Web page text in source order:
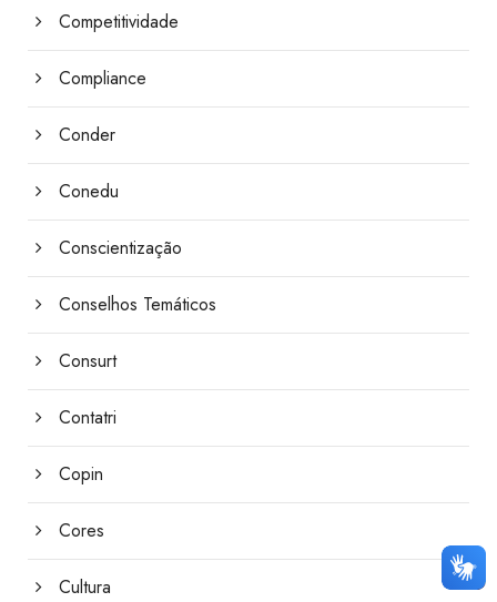
Competitividade
Compliance
Conder
Conedu
Conscientização
Conselhos Temáticos
Consurt
Contatri
Copin
Cores
Cultura